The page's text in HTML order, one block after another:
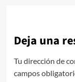
Deja una
Tu dirección de
campos